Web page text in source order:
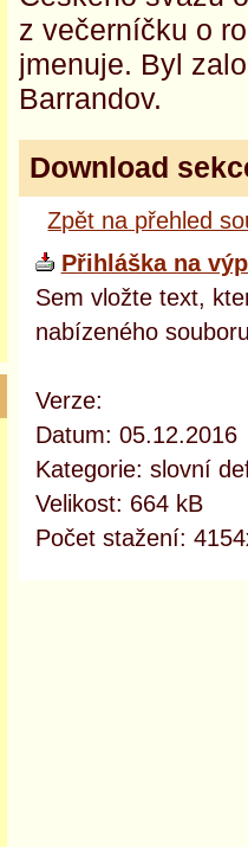
z večerníčku o
jmenuje. Byl
Barrandov.
Download
Zpět na přehled
Přihláška na
Sem vložte text,
nabízeného
Verze:
Datum: 05.12.2016
Kategorie: slovní
Velikost: 664 kB
Počet stažení: